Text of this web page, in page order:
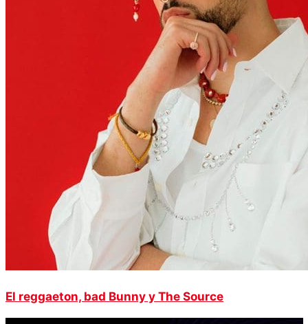
El reggaeton, bad Bunny y The Source